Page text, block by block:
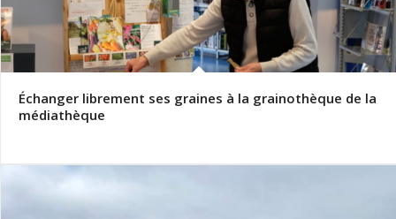
Échanger librement ses graines à la grainothèque de la
médiathèque